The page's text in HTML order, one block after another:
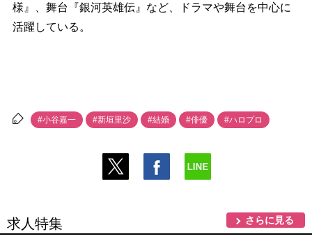
様』、舞台『銀河英雄伝』など、ドラマや舞台を中心に
活躍している。
#小谷嘉一 #新垣里沙 #結婚 #俳優 #ハロプロ
求人特集 さらに見る